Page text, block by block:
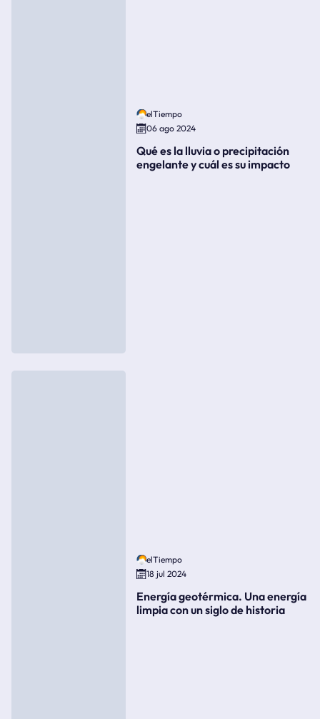
elTiempo
06 ago 2024
Qué es la lluvia o precipitación
engelante y cuál es su impacto
elTiempo
18 jul 2024
Energía geotérmica. Una energía
limpia con un siglo de historia